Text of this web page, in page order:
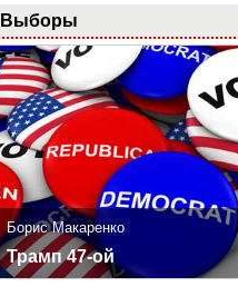
Выборы
Борис Макаренко
Трамп 47-ой